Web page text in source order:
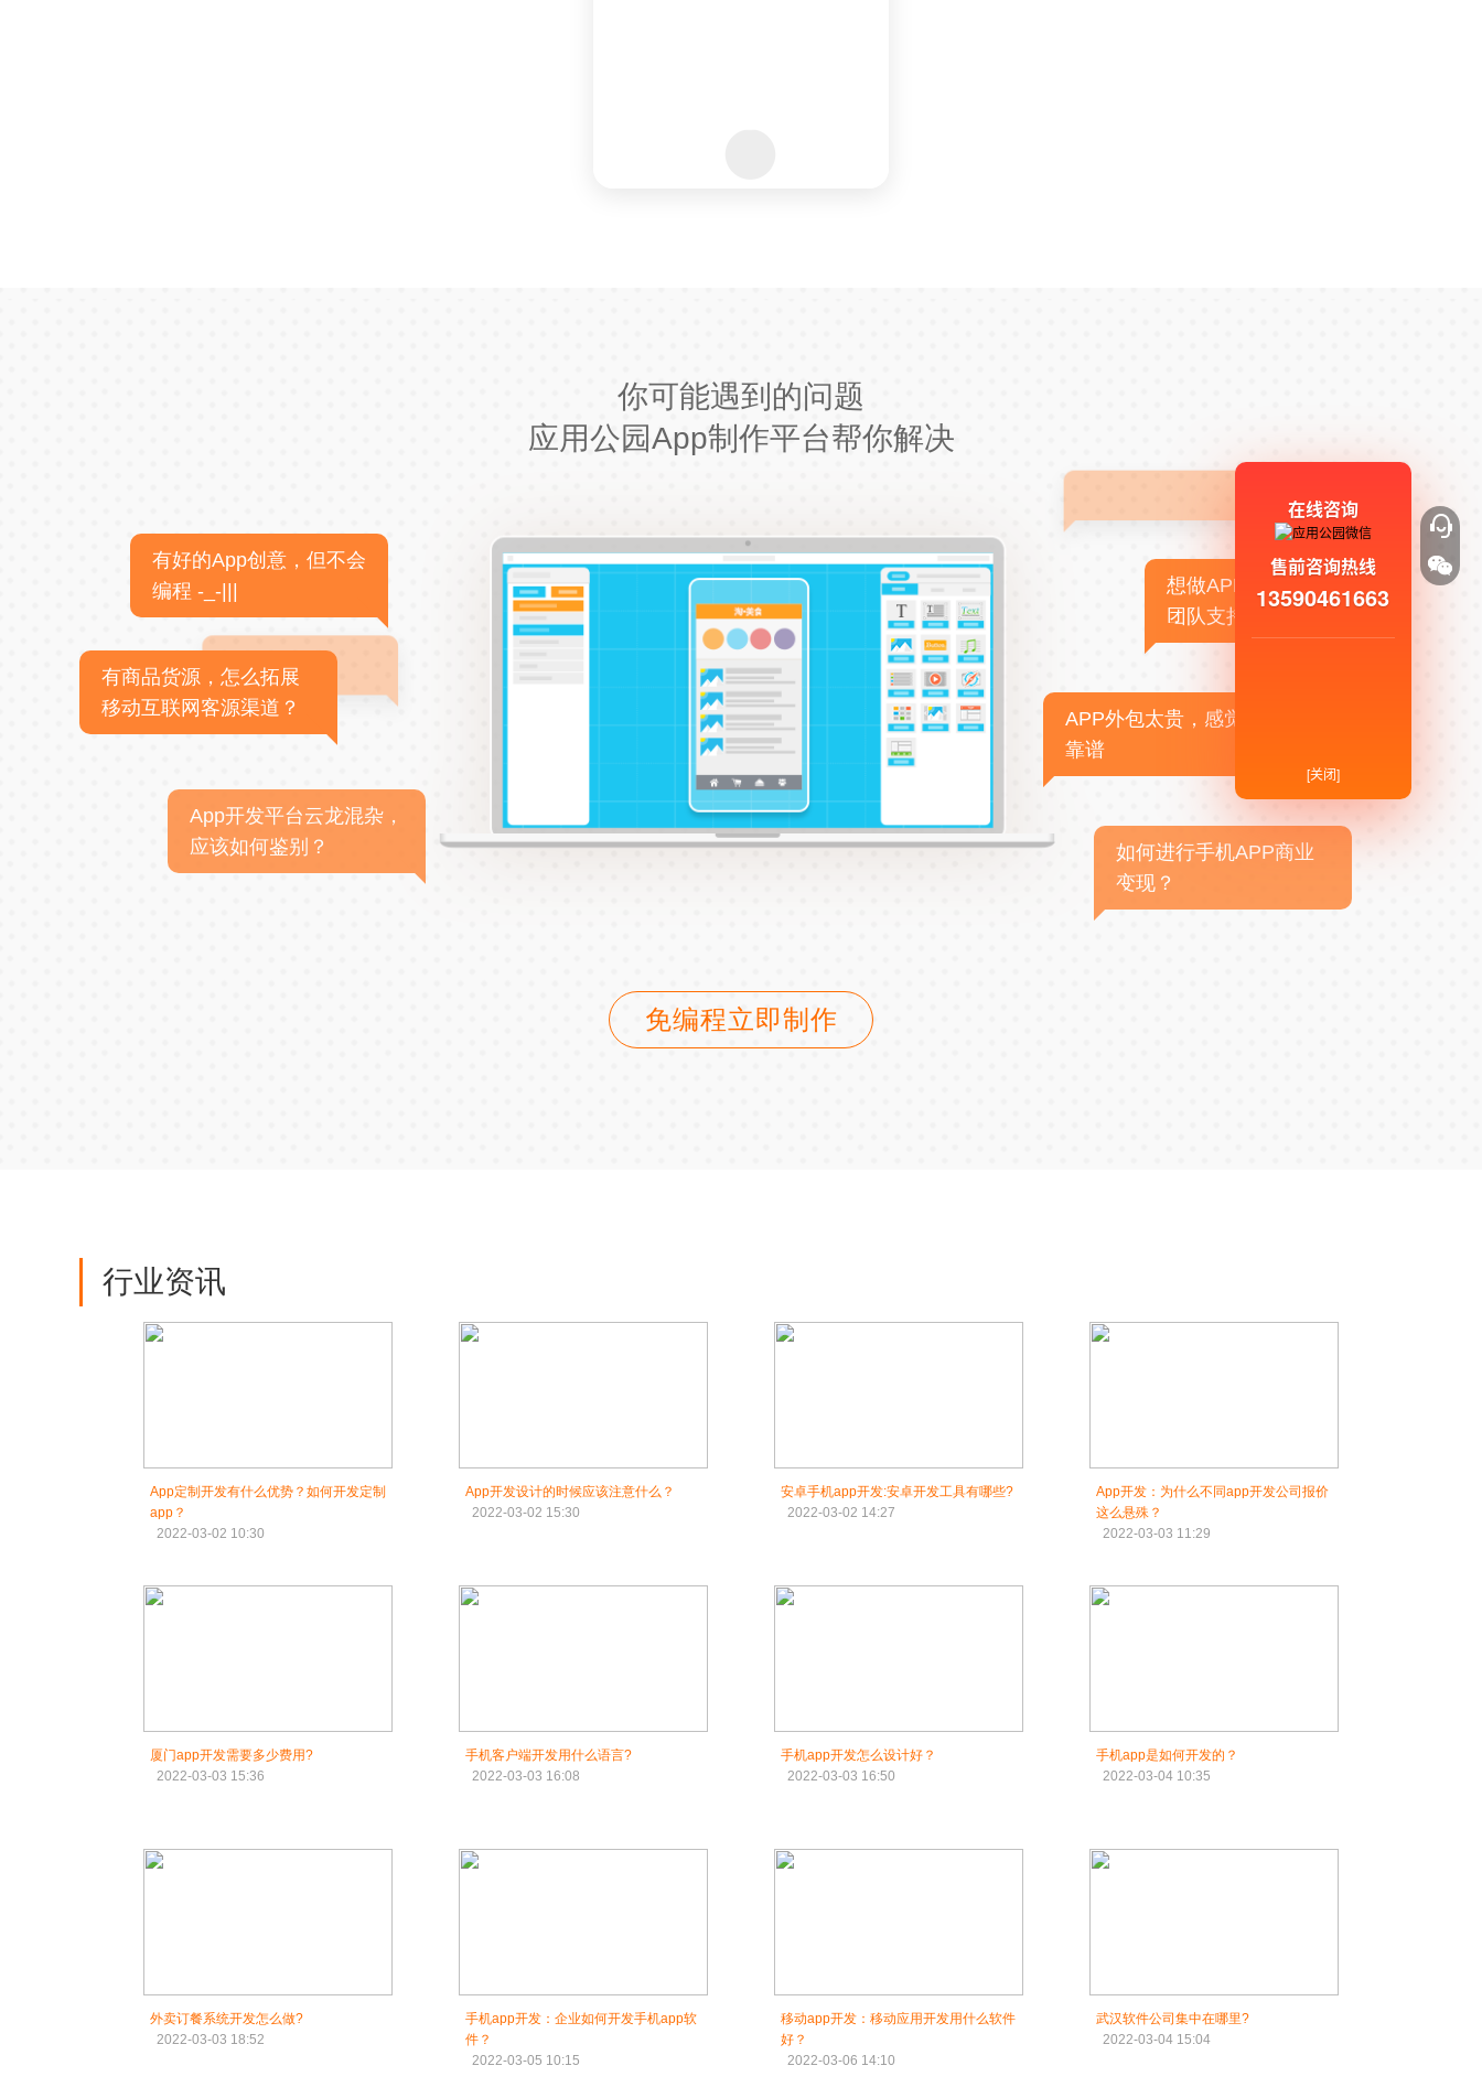
你可能遇到的问题
应用公园App制作平台帮你解决
有好的App创意，但不会
编程 -_-|||
有商品货源，怎么拓展
移动互联网客源渠道？
App开发平台云龙混杂，
应该如何鉴别？
想做APP，但没有技术
团队支持
APP外包太贵，感觉不
靠谱
如何进行手机APP商业
变现？
免编程立即制作
行业资讯
App定制开发有什么优势？如何开发定制
app？
2022-03-02 10:30
App开发设计的时候应该注意什么？
2022-03-02 15:30
安卓手机app开发:安卓开发工具有哪些?
2022-03-02 14:27
App开发：为什么不同app开发公司报价
这么悬殊？
2022-03-03 11:29
厦门app开发需要多少费用?
2022-03-03 15:36
手机客户端开发用什么语言?
2022-03-03 16:08
手机app开发怎么设计好？
2022-03-03 16:50
手机app是如何开发的？
2022-03-04 10:35
外卖订餐系统开发怎么做?
2022-03-03 18:52
手机app开发：企业如何开发手机app软
件？
2022-03-05 10:15
移动app开发：移动应用开发用什么软件
好？
2022-03-06 14:10
武汉软件公司集中在哪里?
2022-03-04 15:04
在线咨询
售前咨询热线
13590461663
[关闭]